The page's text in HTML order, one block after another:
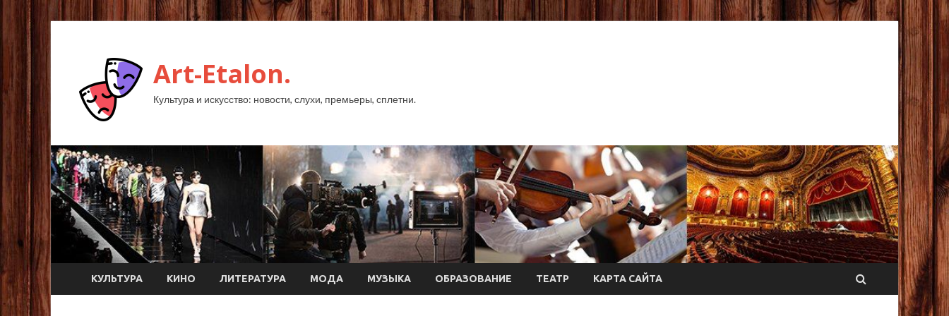
Art-Etalon.
Культура и искусство: новости, слухи, премьеры, сплетни.
КУЛЬТУРА КИНО ЛИТЕРАТУРА МОДА МУЗЫКА ОБРАЗОВАНИЕ ТЕАТР КАРТА САЙТА